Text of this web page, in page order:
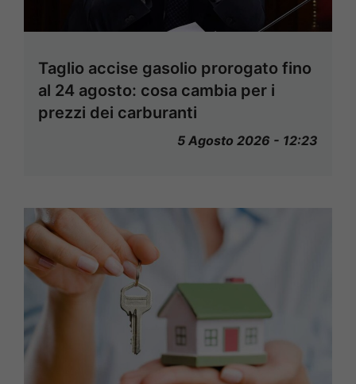
Taglio accise gasolio prorogato fino
al 24 agosto: cosa cambia per i
prezzi dei carburanti
5 Agosto 2026 - 12:23